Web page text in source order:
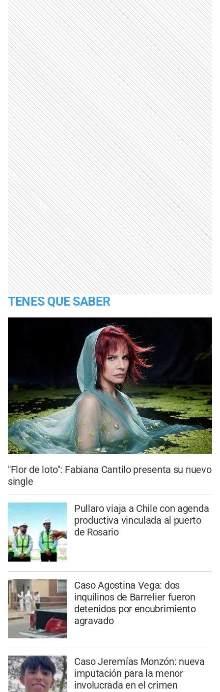
TENES QUE SABER
"Flor de loto": Fabiana Cantilo presenta su nuevo
single
Pullaro viaja a Chile con agenda
productiva vinculada al puerto
de Rosario
Caso Agostina Vega: dos
inquilinos de Barrelier fueron
detenidos por encubrimiento
agravado
Caso Jeremías Monzón: nueva
imputación para la menor
involucrada en el crimen